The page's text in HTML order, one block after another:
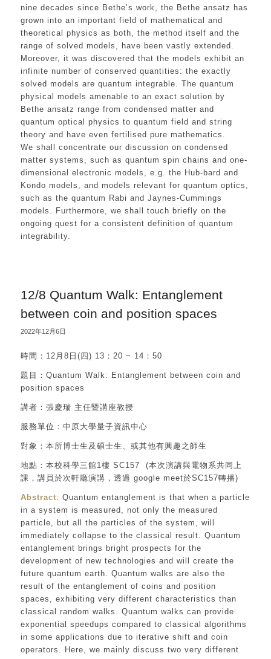
nine decades since Bethe’s work, the Bethe ansatz has
grown into an important field of mathematical and
theoretical physics as both, the method itself and the
range of solved models, have been vastly extended.
Moreover, it was discovered that the models exhibit an
infinite number of conserved quantities: the exactly
solved models are quantum integrable. The quantum
physical models amenable to an exact solution by
Bethe ansatz range from condensed matter and
quantum optical physics to quantum field and string
theory and have even fertilised pure mathematics.
We shall concentrate our discussion on condensed
matter systems, such as quantum spin chains and one-
dimensional electronic models, e.g. the Hub-bard and
Kondo models, and models relevant for quantum optics,
such as the quantum Rabi and Jaynes-Cummings
models. Furthermore, we shall touch briefly on the
ongoing quest for a consistent definition of quantum
integrability.
12/8 Quantum Walk: Entanglement
between coin and position spaces
2022年12月6日
時間：12月8日(四) 13：20 ~ 14：50
題目：Quantum Walk: Entanglement between coin and
position spaces
講者：張慶瑞 主任暨講座教授
服務單位：中原大學量子資訊中心
對象：本所博士生及碩士生、或其他有興趣之師生
地點：本校科學三館1樓 SC157 (本次演講與電物系共同上
課，講員於次軒廳演講，透過 google meet於SC157轉播)
Abstract: Quantum entanglement is that when a particle
in a system is measured, not only the measured
particle, but all the particles of the system, will
immediately collapse to the classical result. Quantum
entanglement brings bright prospects for the
development of new technologies and will create the
future quantum earth. Quantum walks are also the
result of the entanglement of coins and position
spaces, exhibiting very different characteristics than
classical random walks. Quantum walks can provide
exponential speedups compared to classical algorithms
in some applications due to iterative shift and coin
operators. Here, we mainly discuss two very different